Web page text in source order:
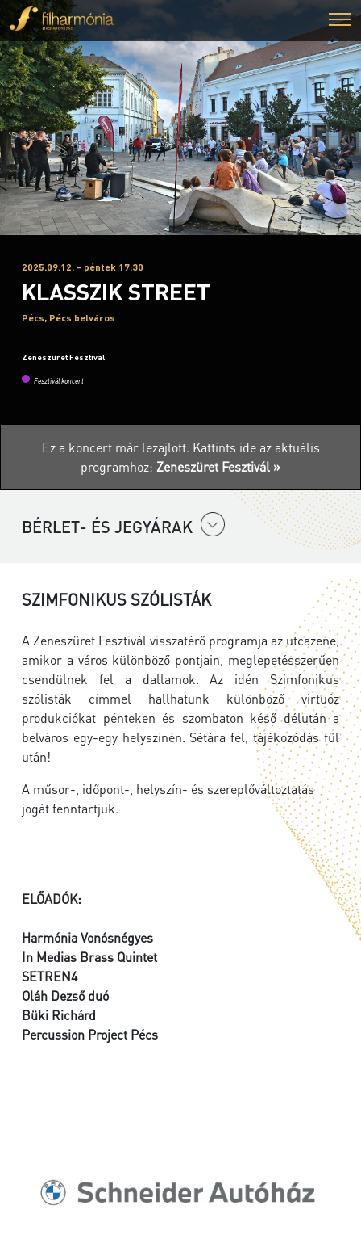
2025.09.12. - péntek 17:30
KLASSZIK STREET
Pécs, Pécs belváros
Zeneszüret Fesztivál
Fesztivál koncert
Ez a koncert már lezajlott. Kattints ide az aktuális
programhoz: Zeneszüret Fesztivál »
BÉRLET- ÉS JEGYÁRAK
SZIMFONIKUS SZÓLISTÁK
A Zeneszüret Fesztivál visszatérő programja az utcazene,
amikor a város különböző pontjain, meglepetésszerűen
csendülnek fel a dallamok. Az idén Szimfonikus
szólisták címmel hallhatunk különböző virtuóz
produkciókat pénteken és szombaton késő délután a
belváros egy-egy helyszínén. Sétára fel, tájékozódás fül
után!
A műsor-, időpont-, helyszín- és szereplőváltoztatás
jogát fenntartjuk.
ELŐADÓK:
Harmónia Vonósnégyes
In Medias Brass Quintet
SETREN4
Oláh Dezső duó
Büki Richárd
Percussion Project Pécs